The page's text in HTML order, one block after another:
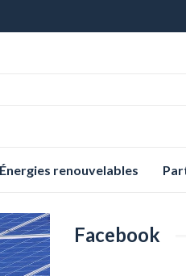
Énergies renouvelables
Facebook